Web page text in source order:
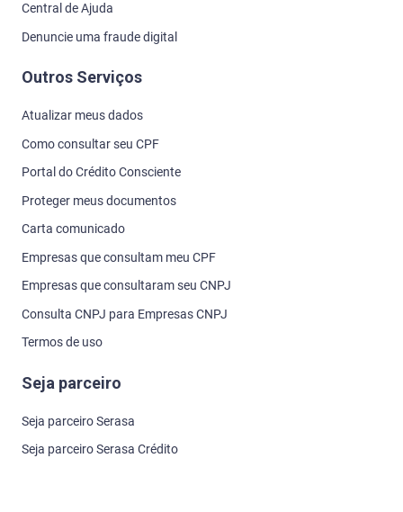
Central de Ajuda
Denuncie uma fraude digital
Outros Serviços
Atualizar meus dados
Como consultar seu CPF
Portal do Crédito Consciente
Proteger meus documentos
Carta comunicado
Empresas que consultam meu CPF
Empresas que consultaram seu CNPJ
Consulta CNPJ para Empresas CNPJ
Termos de uso
Seja parceiro
Seja parceiro Serasa
Seja parceiro Serasa Crédito